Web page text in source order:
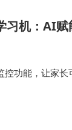
，在省电、
习机：AI
功能，让家
它帮助孩子们